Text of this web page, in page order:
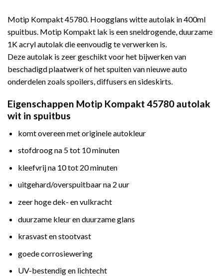
Motip Kompakt 45780. Hoogglans witte autolak in 400ml
spuitbus. Motip Kompakt lak is een sneldrogende, duurzame
1K acryl autolak die eenvoudig te verwerken is.
Deze autolak is zeer geschikt voor het bijwerken van
beschadigd plaatwerk of het spuiten van nieuwe auto
onderdelen zoals spoilers, diffusers en sideskirts.
Eigenschappen Motip Kompakt 45780 autolak
wit in spuitbus
komt overeen met originele autokleur
stofdroog na 5 tot 10 minuten
kleefvrij na 10 tot 20 minuten
uitgehard/overspuitbaar na 2 uur
zeer hoge dek- en vulkracht
duurzame kleur en duurzame glans
krasvast en stootvast
goede corrosiewering
UV-bestendig en lichtecht